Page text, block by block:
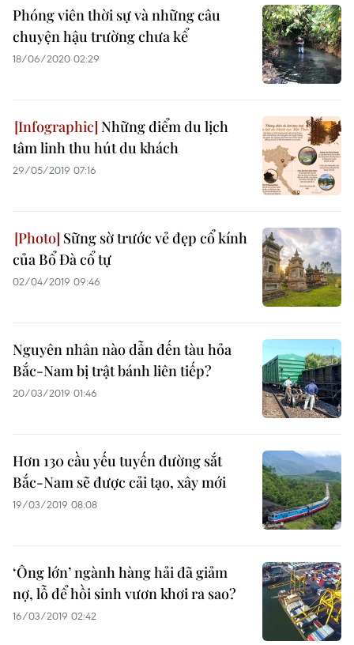
Phóng viên thời sự và những câu
chuyện hậu trường chưa kể
18/06/2020 02:29
Những điểm du lịch
tâm linh thu hút du khách
29/05/2019 07:16
Sững sờ trước vẻ đẹp cổ kính
của Bổ Đà cổ tự
02/04/2019 09:46
Nguyên nhân nào dẫn đến tàu hỏa
Bắc-Nam bị trật bánh liên tiếp?
20/03/2019 01:46
Hơn 130 cầu yếu tuyến đường sắt
Bắc-Nam sẽ được cải tạo, xây mới
19/03/2019 08:08
‘Ông lớn’ ngành hàng hải đã giảm
nợ, lỗ để hồi sinh vươn khơi ra sao?
16/03/2019 02:42